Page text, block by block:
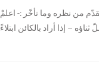
من نظره وما تأخّر :- ‏اعلمْ